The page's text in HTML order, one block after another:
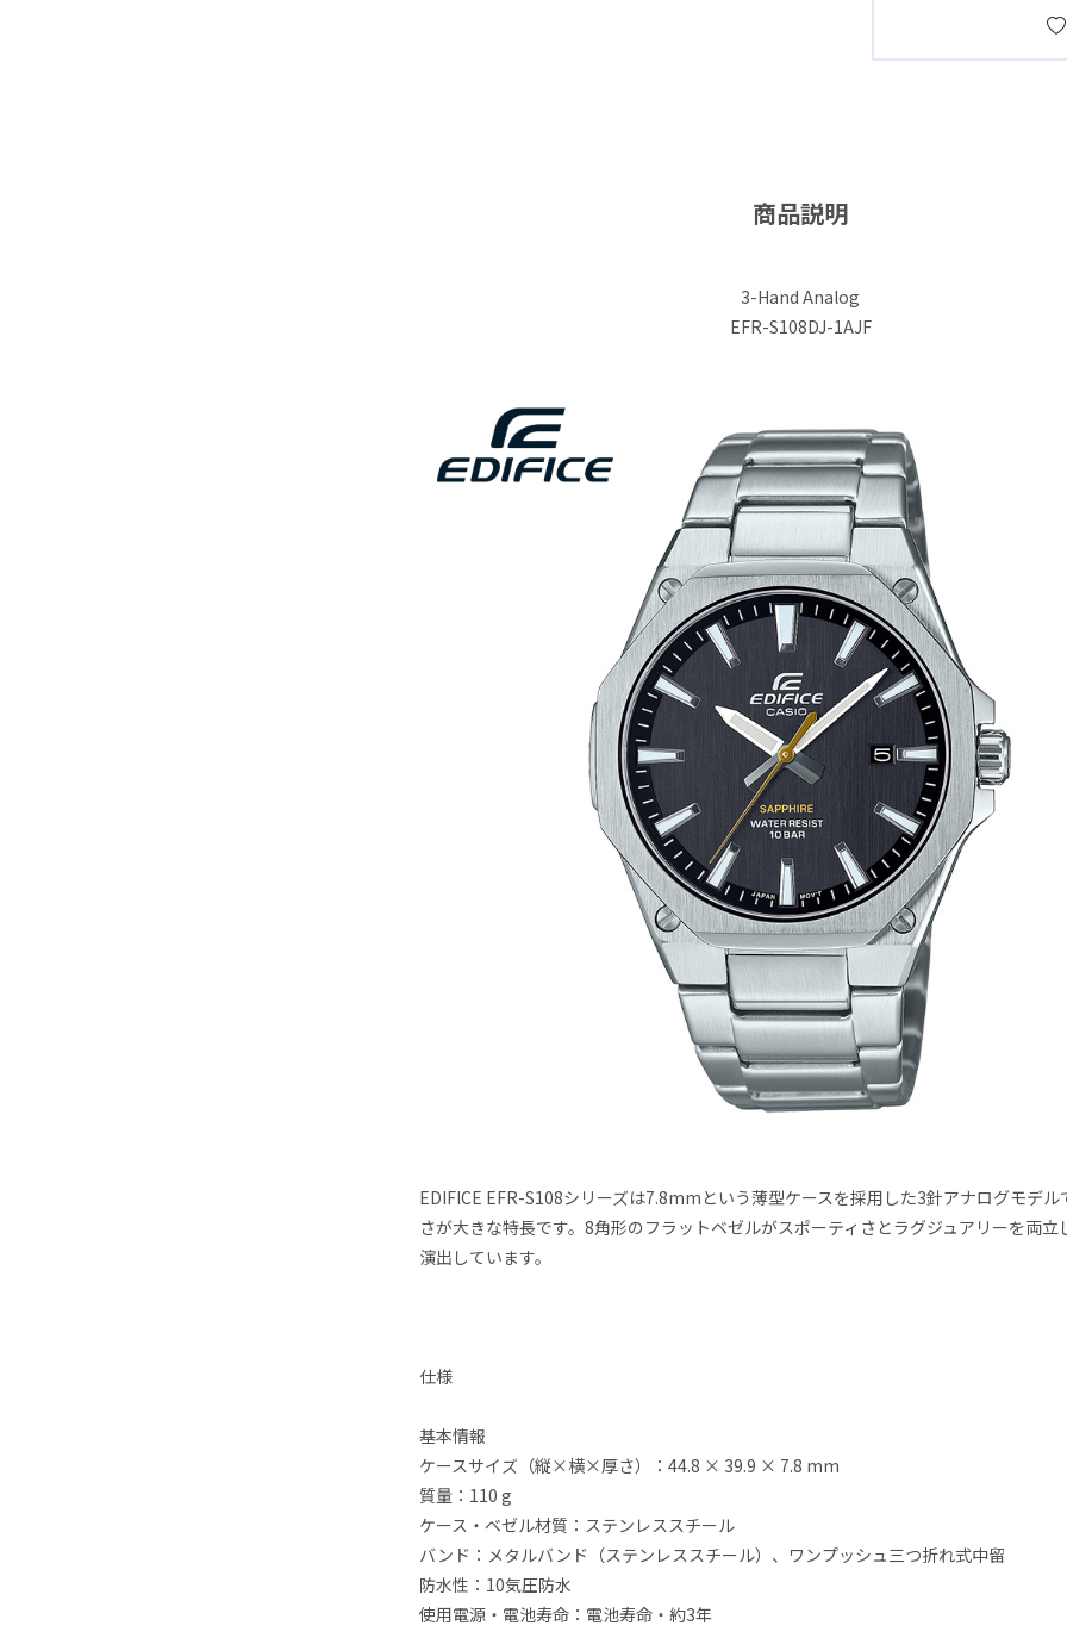
商品説明
3-Hand Analog
EFR-S108DJ-1AJF
EDIFICE EFR-S108シリーズは7.8mmという薄型ケースを採用した3針アナログモデル
さが大きな特長です。8角形のフラットベゼルがスポーティさとラグジュアリーを両立
演出しています。
仕様
基本情報
ケースサイズ（縦×横×厚さ）：44.8 × 39.9 × 7.8 mm
質量：110 g
ケース・ベゼル材質：ステンレススチール
バンド：メタルバンド（ステンレススチール）、ワンプッシュ三つ折れ式中留
防水性：10気圧防水
使用電源・電池寿命：電池寿命・約3年